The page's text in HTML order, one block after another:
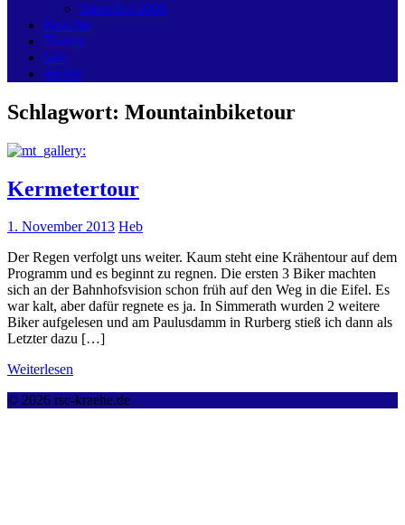
Aktuelles 2008
Berichte
Touren
Info
Archiv
Schlagwort: Mountainbiketour
Kermetertour
1. November 2013 Heb
Der Regen verfolgt uns weiter. Kaum steht eine Krähentour auf dem
Programm und es beginnt zu regnen. Die ersten 3 Biker machten
sich an der Bahnhofsvision schon früh auf den Weg in die Eifel. Es
war kalt, aber dafür regnete es ja. In Simmerath wurden 2 weitere
Biker aufgelesen und am Paulusdamm in Rurberg stieß ich dann als
Letzter dazu […]
Weiterlesen
© 2026 rsc-kraehe.de